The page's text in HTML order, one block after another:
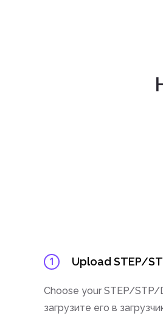
1 Upload STEP/
Choose your STEP/STP/
загрузите его в